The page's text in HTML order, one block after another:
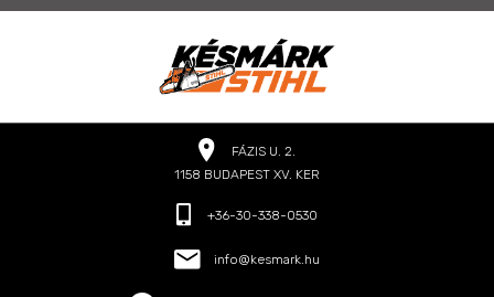
FÁZIS U. 2.
1158 BUDAPEST XV. KER
+36-30-338-0530
info@kesmark.hu